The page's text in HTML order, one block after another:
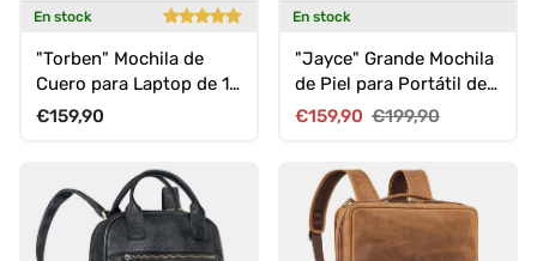
En stock
"Torben" Mochila de
Cuero para Laptop de 15
- 16 Pulgadas con
Precio normal
€159,90
En stock
"Jayce" Grande Mochila
de Piel para Portátil de
17 pulgadas Hombres y
Precio de venta
€159,90 Precio normal
€199,90